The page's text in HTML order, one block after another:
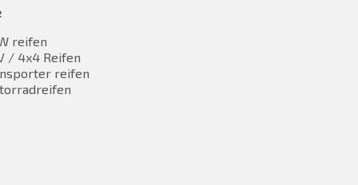
reifen
/ 4x4 Reifen
reifen